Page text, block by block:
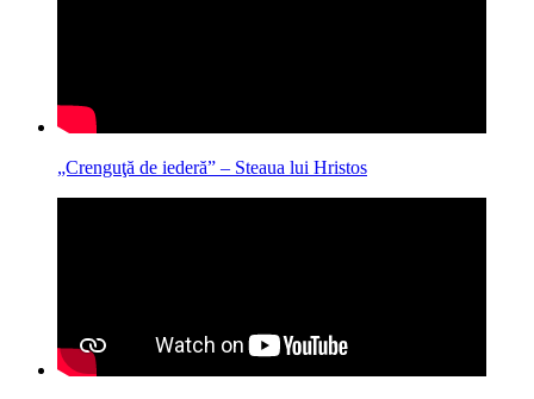
„Crenguţă de iederă” – Steaua lui Hristos